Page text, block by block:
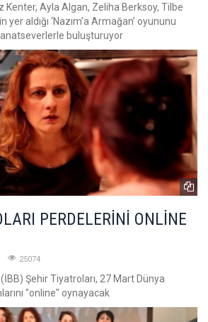
Kenter, Ayla Algan, Zeliha Berksoy, Tilbe
aldığı ‘Nazım’a Armağan’ oyununu
buluşturuyor
PERDELERİNİ ONLİNE
25074
Şehir Tiyatroları, 27 Mart Dünya
"online" oynayacak